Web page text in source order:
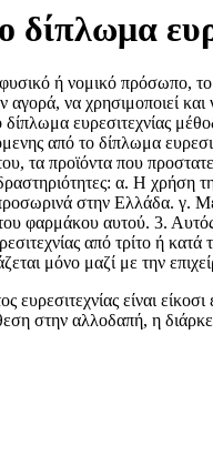
ή νομικό πρόσωπο,
να χρησιμοποιεί
ευρεσιτεχνίας
από το δίπλωμα
τα προϊόντα που
α. Η
στην Ελλάδα. γ.
αυτού. 3. Αυτός
από τρίτο ή κατά
μόνο μαζί με την
είναι
στην αλλοδαπή, η